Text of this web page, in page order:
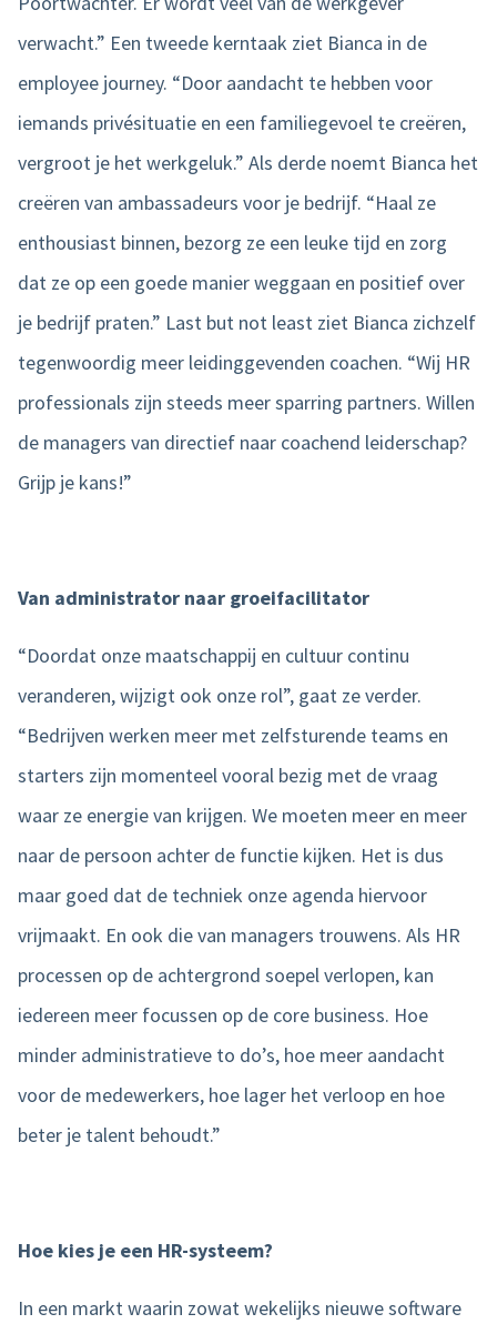
verwacht.” Een tweede kerntaak ziet Bianca in de
employee journey. “Door aandacht te hebben voor
iemands privésituatie en een familiegevoel te creëren,
vergroot je het werkgeluk.” Als derde noemt Bianca het
creëren van ambassadeurs voor je bedrijf. “Haal ze
enthousiast binnen, bezorg ze een leuke tijd en zorg
dat ze op een goede manier weggaan en positief over
je bedrijf praten.” Last but not least ziet Bianca zichzelf
tegenwoordig meer leidinggevenden coachen. “Wij HR
professionals zijn steeds meer sparring partners. Willen
de managers van directief naar coachend leiderschap?
Grijp je kans!”
Van administrator naar groeifacilitator
“Doordat onze maatschappij en cultuur continu
veranderen, wijzigt ook onze rol”, gaat ze verder.
“Bedrijven werken meer met zelfsturende teams en
starters zijn momenteel vooral bezig met de vraag
waar ze energie van krijgen. We moeten meer en meer
naar de persoon achter de functie kijken. Het is dus
maar goed dat de techniek onze agenda hiervoor
vrijmaakt. En ook die van managers trouwens. Als HR
processen op de achtergrond soepel verlopen, kan
iedereen meer focussen op de core business. Hoe
minder administratieve to do’s, hoe meer aandacht
voor de medewerkers, hoe lager het verloop en hoe
beter je talent behoudt.”
Hoe kies je een HR-systeem?
In een markt waarin zowat wekelijks nieuwe software